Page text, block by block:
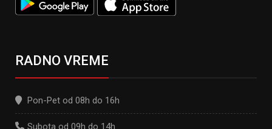
RADNO VREME
Pon-Pet od 08h do 16h
Subota od 09h do 14h